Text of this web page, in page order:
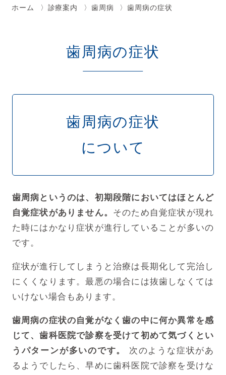
ホーム 診療案内 歯周病 歯周病の症状
歯周病の症状
歯周病の症状
について
歯周病というのは、初期段階においてはほとんど
自覚症状がありません。 そのため自覚症状が現れ
た時にはかなり症状が進行していることが多いの
です。
症状が進行してしまうと治療は長期化して完治し
にくくなります。最悪の場合には抜歯しなくては
いけない場合もあります。
歯周病の症状の自覚がなく歯の中に何か異常を感
じて、歯科医院で診察を受けて初めて気づくとい
うパターンが多いのです。
次のような症状があ
るようでしたら、早めに歯科医院で診察を受けな